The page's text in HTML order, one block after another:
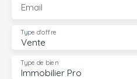
Email
Vente
Type d'offre
Immobilier Pro
Type de bien